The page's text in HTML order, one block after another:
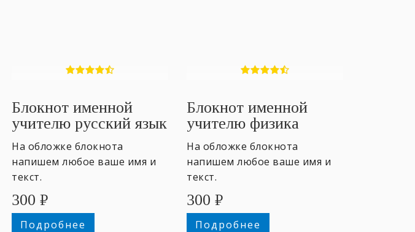
Блокнот именной
учителю русский язык
На обложке блокнота
напишем любое ваше имя и
текст.
300 ₽
Подробнее
Блокнот именной
учителю физика
На обложке блокнота
напишем любое ваше имя и
текст.
300 ₽
Подробнее